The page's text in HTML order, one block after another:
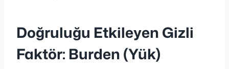
Doğruluğu Etkileyen Gizli
Faktör: Burden (Yük)